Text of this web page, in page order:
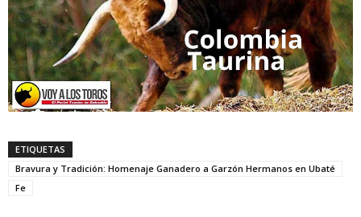
ETIQUETAS
Bravura y Tradición: Homenaje Ganadero a Garzón Hermanos en Ubaté
Fe